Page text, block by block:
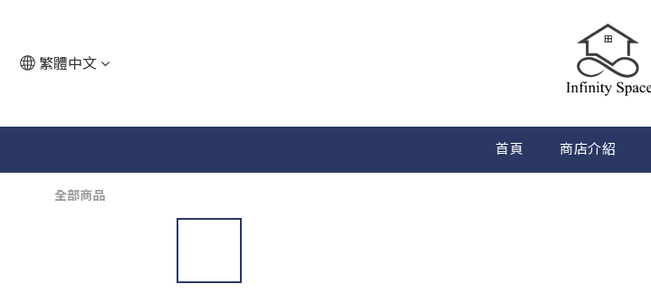
繁體中文
首頁 商店介紹
全部商品